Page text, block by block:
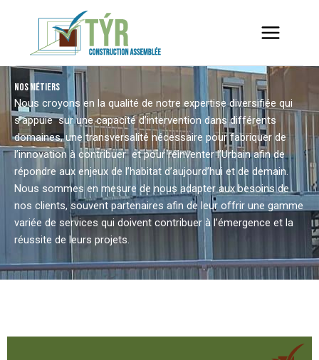
NOS MÉTIERS
Nous croyons en la qualité de notre expertise diversifiée qui
s’appuie sur une capacité d’intervention dans différents
domaines, une transversalité nécessaire pour fabriquer de
l’innovation à contribuer et pour réinventer l’Urbain afin de
répondre aux enjeux de l’habitat d’aujourd’hui et de demain.
Nous sommes en mesure de nous adapter aux besoins de
nos clients, souvent partenaires afin de leur offrir une gamme
variée de services qui doivent contribuer à l’émergence et la
réussite de leurs projets.